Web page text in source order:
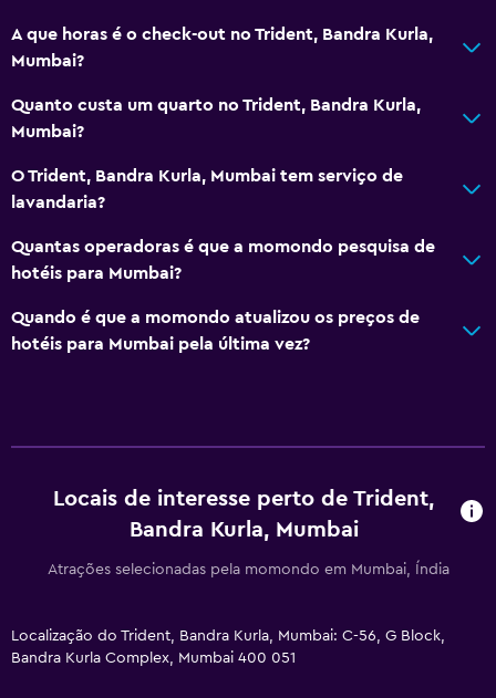
A que horas é o check-out no Trident, Bandra Kurla,
Mumbai?
Quanto custa um quarto no Trident, Bandra Kurla,
Mumbai?
O Trident, Bandra Kurla, Mumbai tem serviço de
lavandaria?
Quantas operadoras é que a momondo pesquisa de
hotéis para Mumbai?
Quando é que a momondo atualizou os preços de
hotéis para Mumbai pela última vez?
Locais de interesse perto de Trident,
Bandra Kurla, Mumbai
Atrações selecionadas pela momondo em Mumbai, Índia
Localização do Trident, Bandra Kurla, Mumbai: C-56, G Block,
Bandra Kurla Complex, Mumbai 400 051